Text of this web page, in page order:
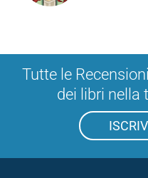
Tutte le
dei libri nella